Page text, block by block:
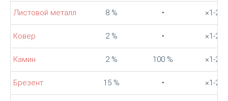
Листовой металл 8 % • ×1-2
Ковер 2 % • ×1-2
Камин 2 % 100 % ×1-2
Брезент 15 % • ×1-2